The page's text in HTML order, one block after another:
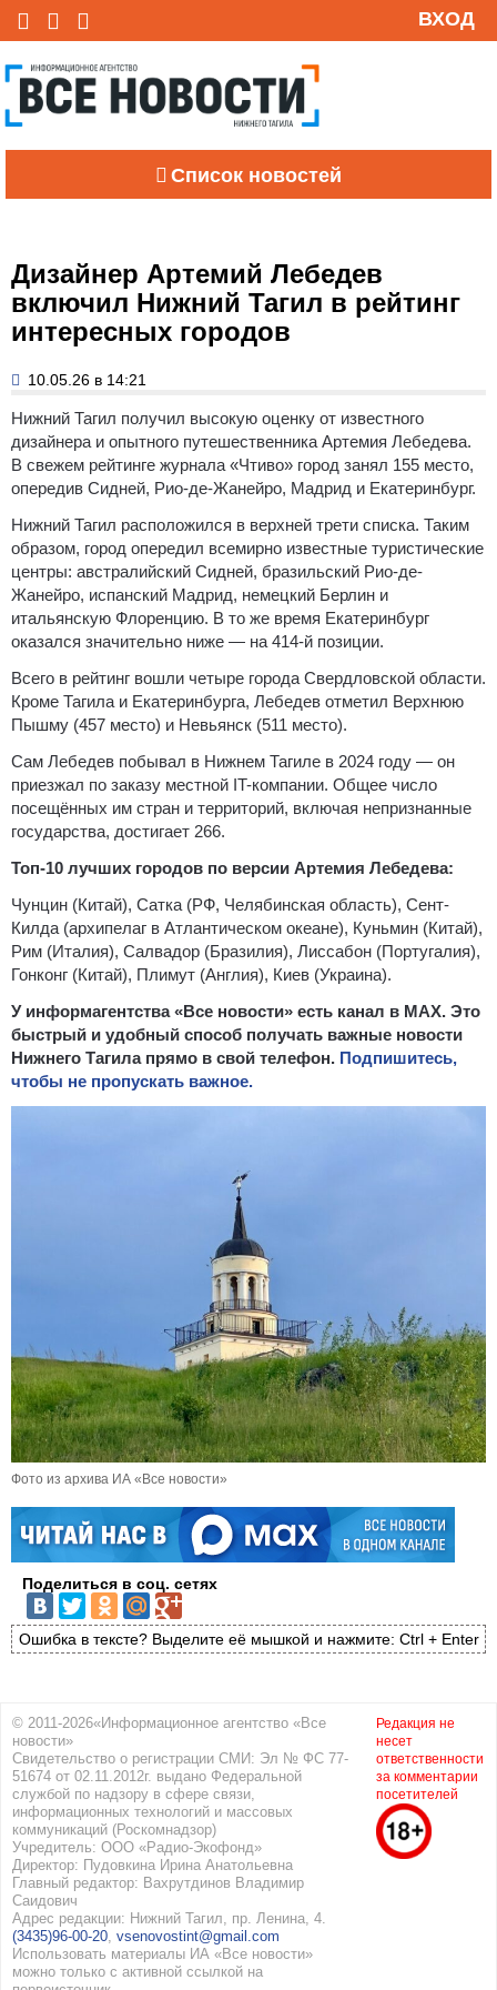
ВХОД
Список новостей
Дизайнер Артемий Лебедев
включил Нижний Тагил в рейтинг
интересных городов
10.05.26 в 14:21
Нижний Тагил получил высокую оценку от известного
дизайнера и опытного путешественника Артемия Лебедева.
В свежем рейтинге журнала «Чтиво» город занял 155 место,
опередив Сидней, Рио-де-Жанейро, Мадрид и Екатеринбург.
Нижний Тагил расположился в верхней трети списка. Таким
образом, город опередил всемирно известные туристические
центры: австралийский Сидней, бразильский Рио-де-
Жанейро, испанский Мадрид, немецкий Берлин и
итальянскую Флоренцию. В то же время Екатеринбург
оказался значительно ниже — на 414-й позиции.
Всего в рейтинг вошли четыре города Свердловской области.
Кроме Тагила и Екатеринбурга, Лебедев отметил Верхнюю
Пышму (457 место) и Невьянск (511 место).
Сам Лебедев побывал в Нижнем Тагиле в 2024 году — он
приезжал по заказу местной IT-компании. Общее число
посещённых им стран и территорий, включая непризнанные
государства, достигает 266.
Топ-10 лучших городов по версии Артемия Лебедева:
Чунцин (Китай), Сатка (РФ, Челябинская область), Сент-
Килда (архипелаг в Атлантическом океане), Куньмин (Китай),
Рим (Италия), Салвадор (Бразилия), Лиссабон (Португалия),
Гонконг (Китай), Плимут (Англия), Киев (Украина).
У информагентства «Все новости» есть канал в MAX. Это
быстрый и удобный способ получать важные новости
Нижнего Тагила прямо в свой телефон. Подпишитесь,
чтобы не пропускать важное.
Фото из архива ИА «Все новости»
Поделиться в соц. сетях
Ошибка в тексте? Выделите её мышкой и нажмите: Ctrl + Enter
© 2011-2026«Информационное агентство «Все
новости»
Свидетельство о регистрации СМИ: Эл № ФС 77-
51674 от 02.11.2012г. выдано Федеральной
службой по надзору в сфере связи,
информационных технологий и массовых
коммуникаций (Роскомнадзор)
Учредитель: ООО «Радио-Экофонд»
Директор: Пудовкина Ирина Анатольевна
Главный редактор: Вахрутдинов Владимир
Саидович
Адрес редакции: Нижний Тагил, пр. Ленина, 4.
(3435)96-00-20, vsenovostint@gmail.com
Использовать материалы ИА «Все новости»
можно только с активной ссылкой на
Редакция не
несет
ответственности
за комментарии
посетителей